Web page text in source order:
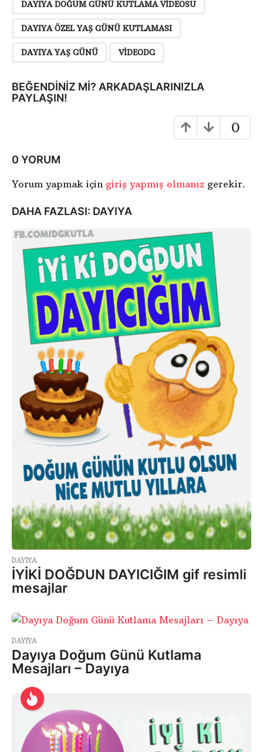
a
m
DAYIYA DOĞUM GÜNÜ KUTLAMA VIDEOSU
DAYIYA ÖZEL YAŞ GÜNÜ KUTLAMASI
DAYIYA YAŞ GÜNÜ VIDEODG
BEĞENDINIZ MI? ARKADAŞLARINIZLA
PAYLAŞIN!
0
0 YORUM
Yorum yapmak için giriş yapmış olmanız gerekir.
DAHA FAZLASI: DAYIYA
DAYIYA
İYİKİ DOĞDUN DAYICIĞIM gif resimli
mesajlar
DAYIYA
Dayıya Doğum Günü Kutlama
Mesajları – Dayıya